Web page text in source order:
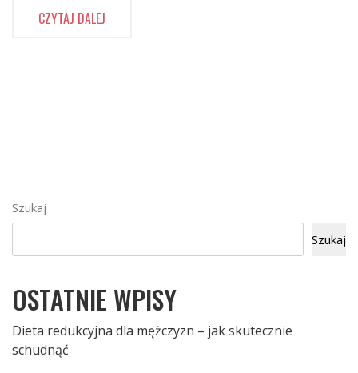
CZYTAJ DALEJ
Szukaj
Szukaj
OSTATNIE WPISY
Dieta redukcyjna dla mężczyzn – jak skutecznie
schudnąć